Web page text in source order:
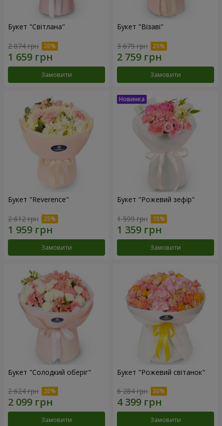
Букет "Світлана"
2 074 грн
Замовити
Букет "Візаві"
3 679 грн
Замовити
Букет "Reverence"
2 612 грн
Замовити
Букет "Рожевий зефір"
1 599 грн
Замовити
Букет "Солодкий оберіг"
2 624 грн
Замовити
Букет "Рожевий світанок"
6 284 грн
Замовити